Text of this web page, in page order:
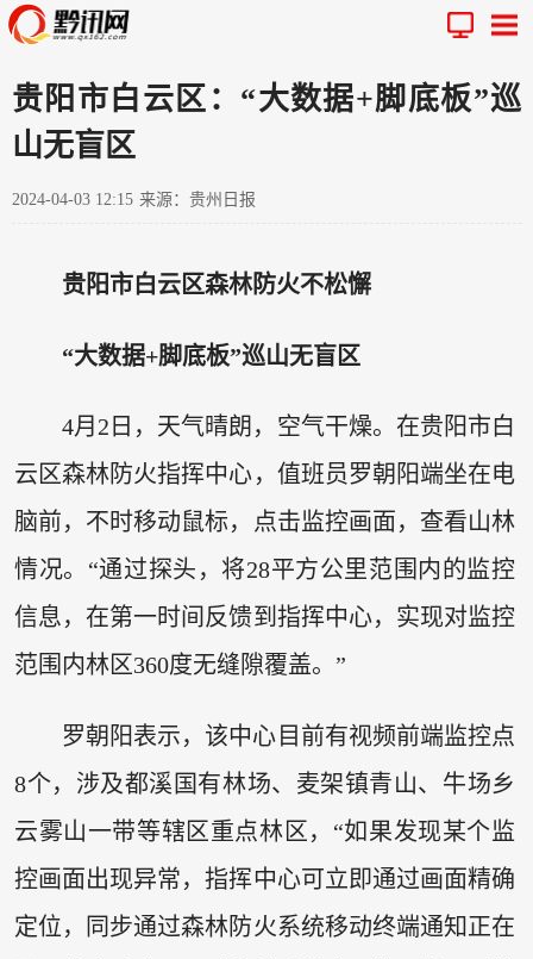
贵阳市白云区：“大数据+脚底板”巡
山无盲区
2024-04-03 12:15 来源：贵州日报
贵阳市白云区森林防火不松懈
“大数据+脚底板”巡山无盲区
4月2日，天气晴朗，空气干燥。在贵阳市白
云区森林防火指挥中心，值班员罗朝阳端坐在电
脑前，不时移动鼠标，点击监控画面，查看山林
情况。“通过探头，将28平方公里范围内的监控
信息，在第一时间反馈到指挥中心，实现对监控
范围内林区360度无缝隙覆盖。”
罗朝阳表示，该中心目前有视频前端监控点
8个，涉及都溪国有林场、麦架镇青山、牛场乡
云雾山一带等辖区重点林区，“如果发现某个监
控画面出现异常，指挥中心可立即通过画面精确
定位，同步通过森林防火系统移动终端通知正在